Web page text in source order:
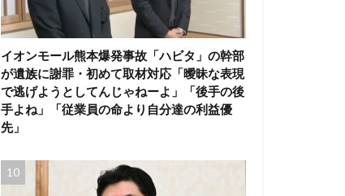
イオンモール熊本爆発事故「ハビタ」の幹部
が遺族に謝罪・初めて取材対応「曖昧な表現
で逃げようとしてんじゃねーよ」「後手の後
手よね」「従業員の命より自分達の利益優
先」